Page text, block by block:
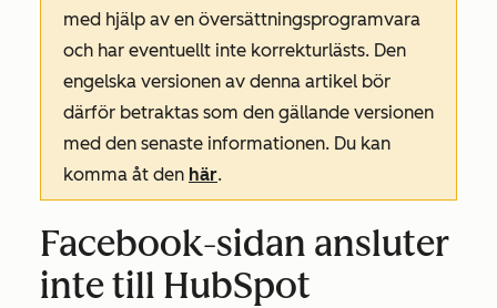
med hjälp av en översättningsprogramvara
och har eventuellt inte korrekturlästs. Den
engelska versionen av denna artikel bör
därför betraktas som den gällande versionen
med den senaste informationen. Du kan
komma åt den här.
Facebook-sidan ansluter
inte till HubSpot